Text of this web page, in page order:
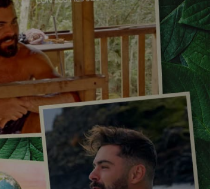
sobre los temas de
le interesan.